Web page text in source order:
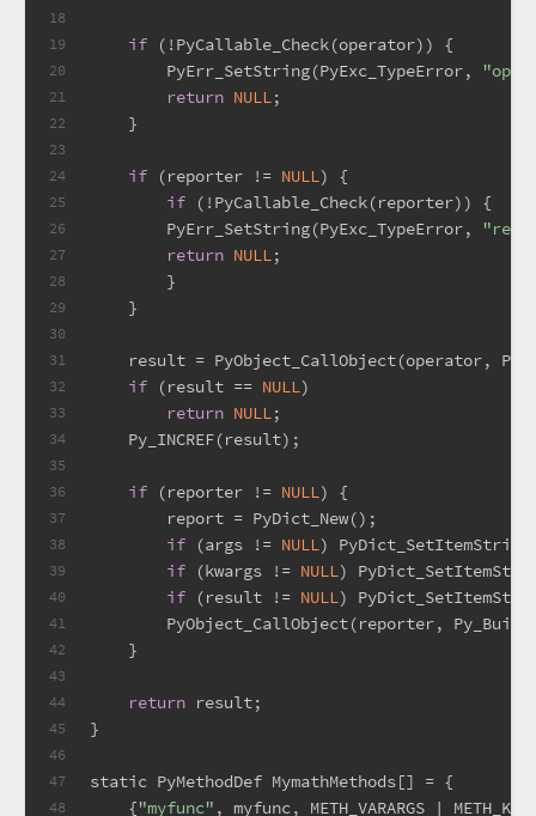
18
19
20
21
22
23
24
25
26
27
28
29
30
31
32
33
34
35
36
37
38
39
40
41
42
43
44
45
46
47
48
if (!PyCallable_Check(operator)) {
        PyErr_SetString(PyExc_TypeError,
return NULL ;
    }
if (reporter != NULL ) {
if (!PyCallable_Check(reporter)) {
        PyErr_SetString(PyExc_TypeError,
return NULL ;
        }
    }
result = PyObject_CallObject(operator,
if (result == NULL )
return NULL ;
    Py_INCREF(result);
if (reporter != NULL ) {
        report = PyDict_New();
if (args != NULL )
if (kwargs != NULL )
if (result != NULL )
PyObject_CallObject(reporter,
    }
return result;
}
static PyMethodDef MymathMethods[] = {
    {
"myfunc" , myfunc, METH_VARARGS |